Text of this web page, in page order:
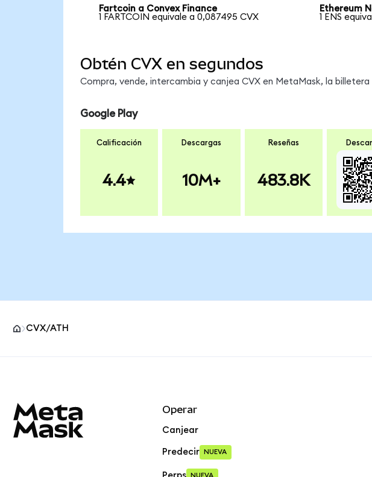
Fartcoin a Convex Finance
1 FARTCOIN equivale a 0,087495 CVX
Ethereum
1 ENS
Obtén CVX en segundos
Compra, vende, intercambia y canjea CVX en MetaMask, la
Google Play
Calificación
4.4
Descargas
10M+
Reseñas
483.8K
CVX/ATH
Operar
Canjear
Predecir NUEVA
NUEVA